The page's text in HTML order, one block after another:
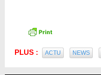
PLUS : ACTU NEWS